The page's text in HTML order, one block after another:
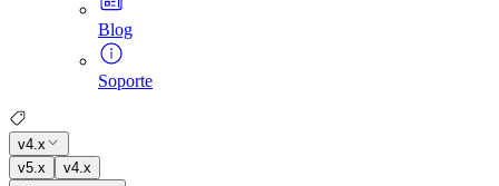
Blog
Soporte
v4.x
v5.x
v4.x